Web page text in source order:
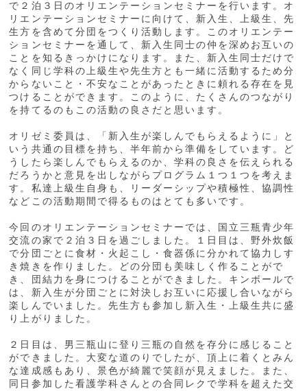
で２泊３日のオリエンテーションセミナーを行います。オ
リエンテーションセミナーに向けて、新入生、上級生、先
生方を含めて分団をつくり活動します。このオリエンテー
ションセミナーを通して、新入生同士の仲を深めお互いの
ことを知るきっかけになります。また、新入生同士だけで
なく同じ学科の上級生や先生方とも一緒に活動するため分
からないこと・不安なことがあったときに頼れる存在を見
つけることができます。このように、たくさんのつながり
を持てるのもこの活動の良さだと思います。
オリゼミ委員は、「新入生が楽しんでもらえるように」と
いう共通の目標を持ち、半年前から準備をしています。ど
うしたら楽しんでもらえるのか、学科の良さを伝えられる
だろうかと意見を出しながらプログラム１つ１つを考えま
す。私達上級生自身も、リーダーシップや積極性、協調性
などこの活動期間で得るものはとても多いです。
今回のオリエンテーションセミナーでは、国立三瓶青少年
交流の家で２泊３日を過ごしました。１日目は、野外炊飯
で分団ごとに食材・火起こし・食器係に分かれて協力しす
き焼きを作りました。どの分団も美味しく作ることがで
き、団結力を身につけることができました。キンボールで
は、新入生が分団ごとに対決しお互いに応援し合いながら
楽しんでいました。先生方も参加し新入生・上級生共に盛
り上がりました。
２日目は、男三瓶山に登り三瓶の自然を存分に感じること
ができました。大変な道のりでしたが、頂上に着くとみん
な達成感もあり、景色が綺麗で笑顔が見えました。また、
同日参加した看護学科さんとの合同レクで学科を超えた交